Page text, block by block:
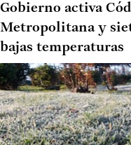
Gobierno activa
Metropolitana y
bajas temperaturas